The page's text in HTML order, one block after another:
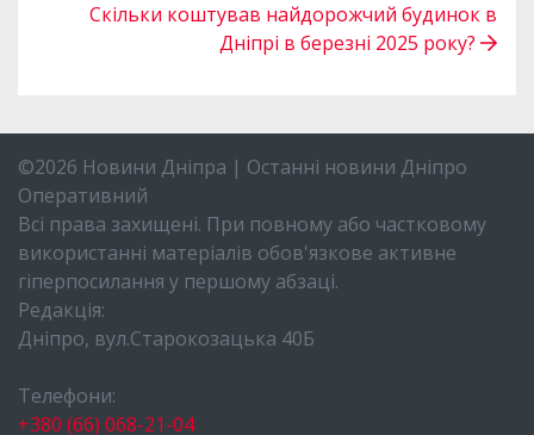
Скільки коштував найдорожчий будинок в
Дніпрі в березні 2025 року?
©2026 Новини Дніпра | Останні новини Дніпро
Оперативний
Всі права захищені. При повному або частковому
використанні матеріалів обов'язкове активне
гіперпосилання у першому абзаці.
Редакція:
Дніпро, вул.Старокозацька 40Б
Телефони:
+380 (66) 068-21-04